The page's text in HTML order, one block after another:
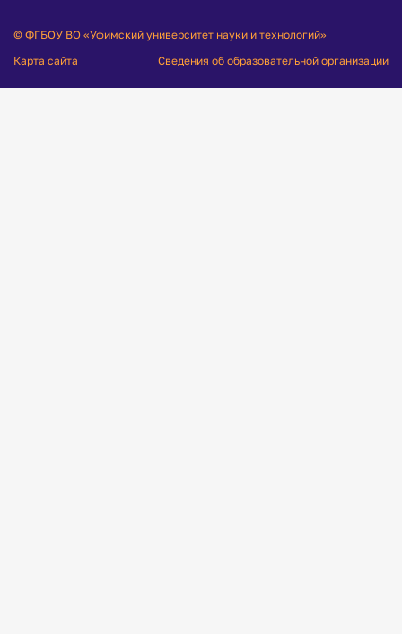
© ФГБОУ ВО «Уфимский университет науки и технологий»
Карта сайта
Сведения об образовательной организации